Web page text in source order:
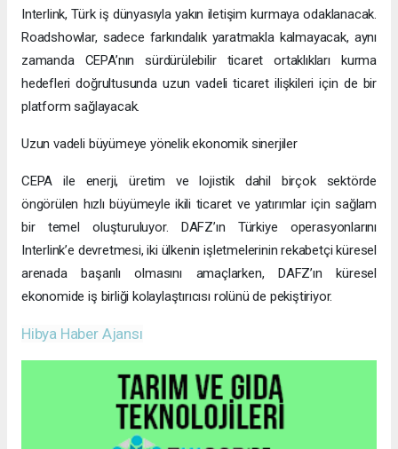
Interlink, Türk iş dünyasıyla yakın iletişim kurmaya odaklanacak.
Roadshowlar, sadece farkındalık yaratmakla kalmayacak, aynı
zamanda CEPA’nın sürdürülebilir ticaret ortaklıkları kurma
hedefleri doğrultusunda uzun vadeli ticaret ilişkileri için de bir
platform sağlayacak.
Uzun vadeli büyümeye yönelik ekonomik sinerjiler
CEPA ile enerji, üretim ve lojistik dahil birçok sektörde
öngörülen hızlı büyümeyle ikili ticaret ve yatırımlar için sağlam
bir temel oluşturuluyor. DAFZ’ın Türkiye operasyonlarını
Interlink’e devretmesi, iki ülkenin işletmelerinin rekabetçi küresel
arenada başarılı olmasını amaçlarken, DAFZ’ın küresel
ekonomide iş birliği kolaylaştırıcısı rolünü de pekiştiriyor.
Hibya Haber Ajansı